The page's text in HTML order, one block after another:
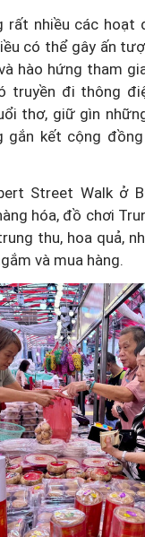
rất nhiều các hoạt
có thể gây ấn
hào hứng tham
truyền đi thông
thơ, giữ gìn
gắn kết cộng
Street Walk ở
hóa, đồ chơi
thu, hoa quả,
và mua hàng.